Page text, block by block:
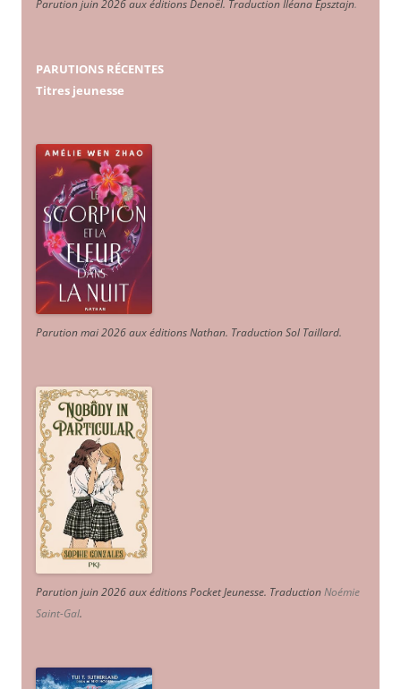
Parution juin 2026 aux éditions Denoël. Traduction Iléana Epsztajn.
PARUTIONS RÉCENTES
Titres jeunesse
Parution mai 2026 aux éditions Nathan. Traduction Sol Taillard.
Parution juin 2026 aux éditions Pocket Jeunesse. TraductionNoémie
Saint-Gal.